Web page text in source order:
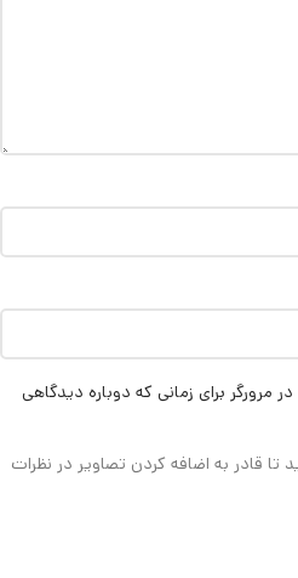
مرورگر برای زمانی که دوباره دیدگاهی
قادر به اضافه کردن تصاویر در نظرات